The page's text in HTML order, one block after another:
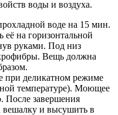
воды и воздуха.
воде на 15 мин.
её на горизонтальной
руками. Под низ
Вещь должна
при деликатном режиме
температуре). Моющее
После завершения
вешалку и высушить в